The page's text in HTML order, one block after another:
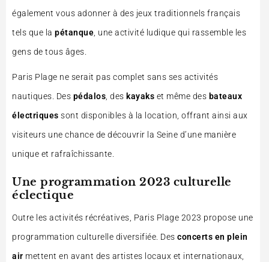
également vous adonner à des jeux traditionnels français
tels que la pétanque , une activité ludique qui rassemble les
gens de tous âges.
Paris Plage ne serait pas complet sans ses activités
nautiques. Des pédalos , des kayaks et même des bateaux
électriques sont disponibles à la location, offrant ainsi aux
visiteurs une chance de découvrir la Seine d’une manière
unique et rafraîchissante.
Une programmation 2023 culturelle
éclectique
Outre les activités récréatives, Paris Plage 2023 propose une
programmation culturelle diversifiée. Des concerts en plein
air mettent en avant des artistes locaux et internationaux,